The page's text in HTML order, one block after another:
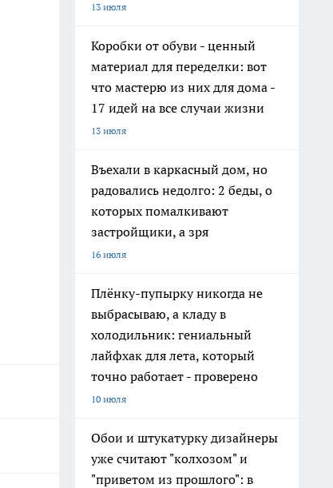
13 июля
Коробки от обуви - ценный
материал для переделки: вот
что мастерю из них для дома -
17 идей на все случаи жизни
13 июля
Въехали в каркасный дом, но
радовались недолго: 2 беды, о
которых помалкивают
застройщики, а зря
16 июля
Плёнку-пупырку никогда не
выбрасываю, а кладу в
холодильник: гениальный
лайфхак для лета, который
точно работает - проверено
10 июля
Обои и штукатурку дизайнеры
уже считают "колхозом" и
"приветом из прошлого": в